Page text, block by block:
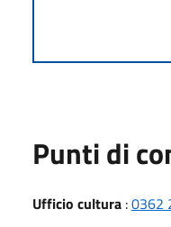
Punti di
Ufficio cultura :0362